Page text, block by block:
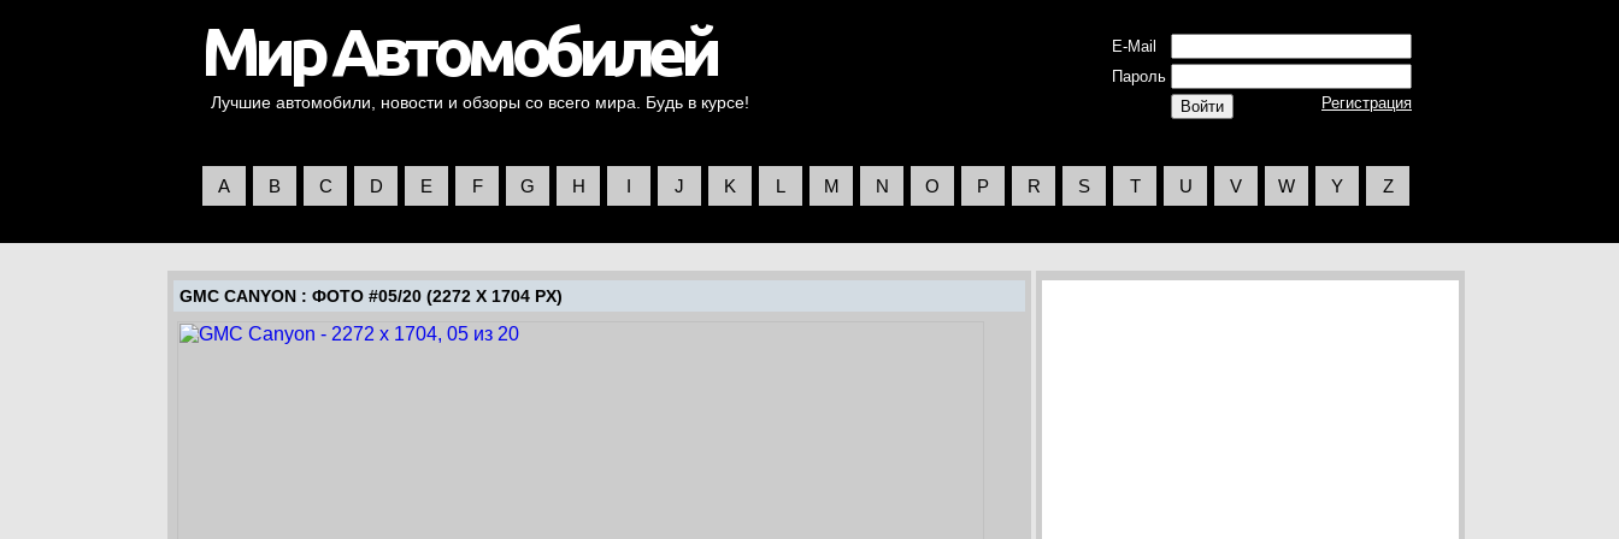
Лучшие автомобили, новости и обзоры со всего мира. Будь в курсе!
E-Mail
Пароль
Регистрация
A B C D E F G H I J K L M N O P R S T U V W Y Z
GMC CANYON: ФОТО #05/20 (2272 X 1704 PX)